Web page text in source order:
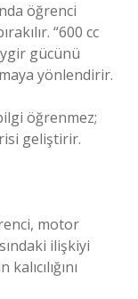
öğrenci
“600 cc
gücünü
yönlendirir.
öğrenmez;
geliştirir.
motor
ilişkiyi